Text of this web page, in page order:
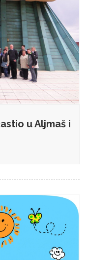
u Aljmaš i